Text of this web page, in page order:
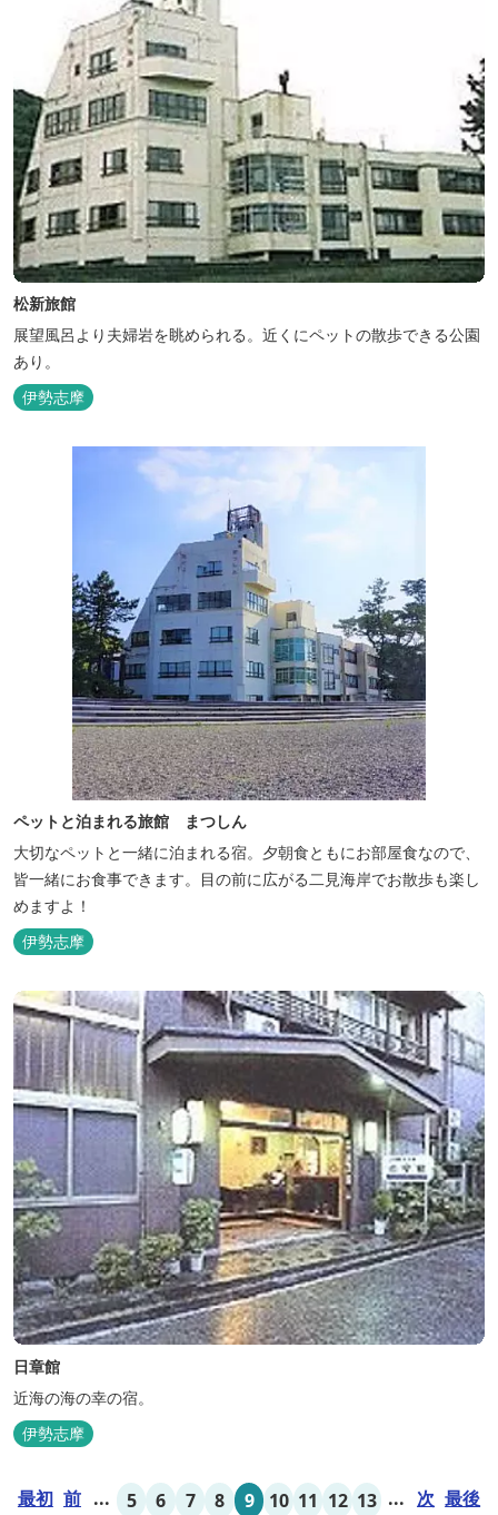
松新旅館
展望風呂より夫婦岩を眺められる。近くにペットの散歩できる公園
あり。
伊勢志摩
ペットと泊まれる旅館 まつしん
大切なペットと一緒に泊まれる宿。夕朝食ともにお部屋食なので、
皆一緒にお食事できます。目の前に広がる二見海岸でお散歩も楽し
めますよ！
伊勢志摩
日章館
近海の海の幸の宿。
伊勢志摩
最初 前 ... 5 6 7 8 9 10 11 12 13 ... 次 最後